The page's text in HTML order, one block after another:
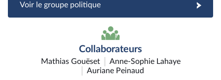
Voir le groupe politique
Collaborateurs
Mathias Gouëset
Anne-Sophie Lahaye
Auriane Peinaud